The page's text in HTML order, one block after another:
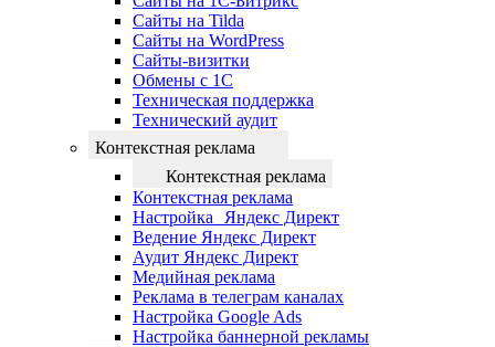
Сайты на Tilda
Сайты на WordPress
Сайты-визитки
Обмены с 1С
Техническая поддержка
Технический аудит
Контекстная реклама
Контекстная реклама
Контекстная реклама
Настройка Яндекс Директ
Ведение Яндекс Директ
Аудит Яндекс Директ
Медийная реклама
Реклама в телеграм каналах
Настройка Google Ads
Настройка баннерной рекламы